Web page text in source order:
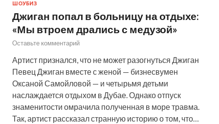
ШОУБИЗ
Джиган попал в больницу на отдыхе:
«Мы втроем дрались с медузой»
Оставьте комментарий
Артист признался, что не может разогнуться Джиган
Певец Джиган вместе с женой — бизнесвумен
Оксаной Самойловой — и четырьмя детьми
наслаждается отдыхом в Дубае. Однако отпуск
знаменитости омрачила полученная в море травма.
Так, артист рассказал странную историю о том, что…